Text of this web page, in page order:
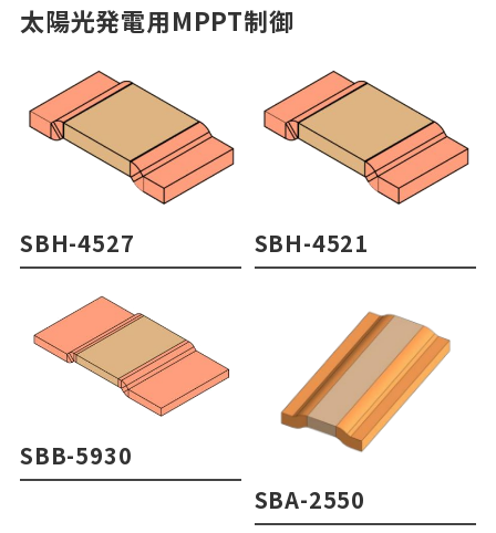
太陽光発電用MPPT制御
SBH-4527 SBH-4521
SBB-5930
SBA-2550